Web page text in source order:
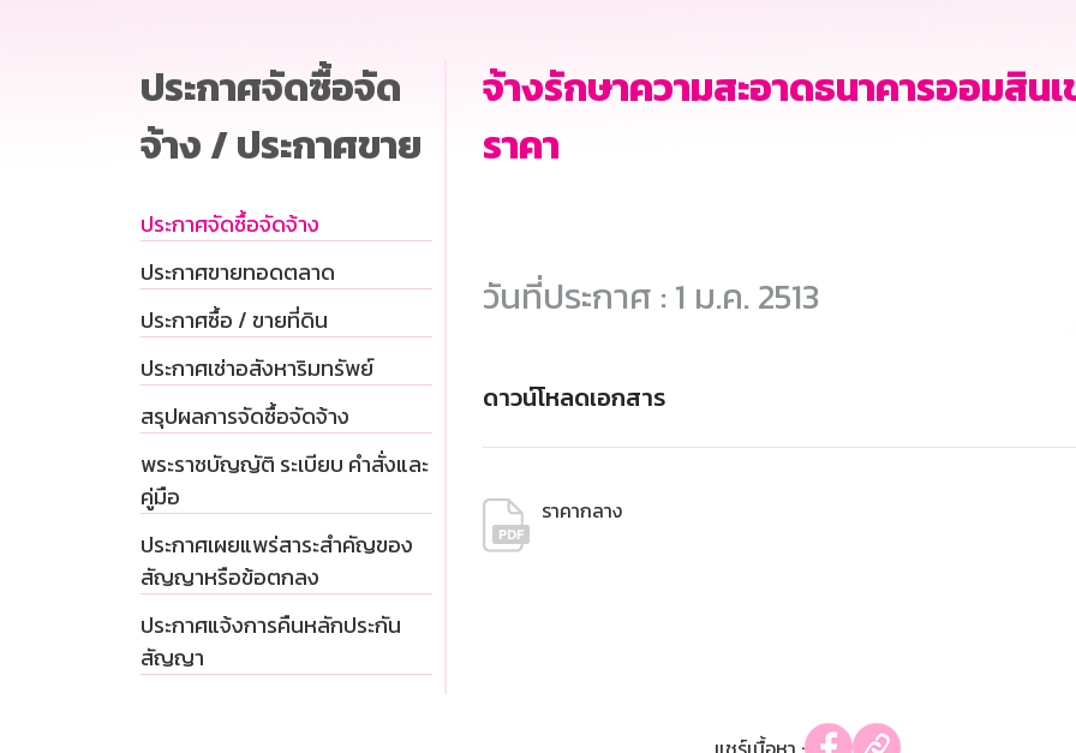
ประกาศจัดซื้อจัด
จ้าง / ประกาศขาย
ประกาศจัดซื้อจัดจ้าง
ประกาศขายทอดตลาด
ประกาศซื้อ / ขายที่ดิน
ประกาศเช่าอสังหาริมทรัพย์
สรุปผลการจัดซื้อจัดจ้าง
พระราชบัญญัติ ระเบียบ คำสั่งและ
คู่มือ
ประกาศเผยแพร่สาระสำคัญของ
สัญญาหรือข้อตกลง
ประกาศแจ้งการคืนหลักประกัน
สัญญา
จ้างรักษาความสะอาดธนาคารออมสิน
ราคา
วันที่ประกาศ : 1 ม.ค. 2513
ดาวน์โหลดเอกสาร
ราคากลาง